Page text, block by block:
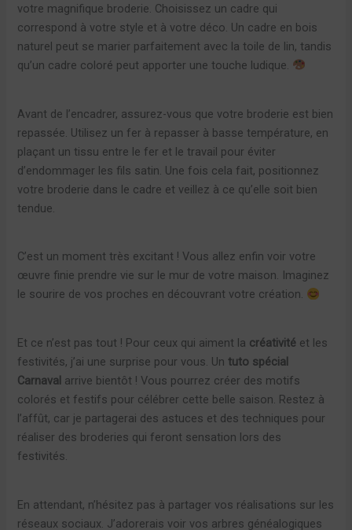
votre magnifique broderie. Choisissez un cadre qui
correspond à votre style et à votre déco. Un cadre en bois
naturel peut se marier parfaitement avec la toile de lin, tandis
qu’un cadre coloré peut apporter une touche ludique.
Avant de l’encadrer, assurez-vous que votre broderie est bien
repassée. Utilisez un fer à repasser à basse température, en
plaçant un tissu entre le fer et le travail pour éviter
d’endommager les fils satin. Une fois cela fait, positionnez
votre broderie dans le cadre et veillez à ce qu’elle soit bien
tendue.
C’est un moment très excitant ! Vous allez enfin voir votre
œuvre finie prendre vie sur le mur de votre maison. Imaginez
le sourire de vos proches en découvrant votre création.
Et ce n’est pas tout ! Pour ceux qui aiment la créativité et les
festivités, j’ai une surprise pour vous. Untuto spécial
Carnaval arrive bientôt ! Vous pourrez créer des motifs
colorés et festifs pour célébrer cette belle saison. Restez à
l’affût, car je partagerai des astuces et des techniques pour
réaliser des broderies qui feront sensation lors des
festivités.
En attendant, n’hésitez pas à partager vos réalisations sur les
réseaux sociaux. J’adorerais voir vos arbres généalogiques